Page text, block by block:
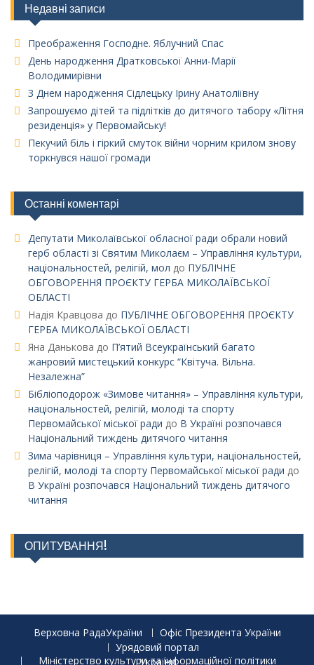
Недавні записи
Преображення Господне. Яблучний Спас
День народження Дратковської Анни-Марії
Володимирівни
З Днем народження Сідлецьку Ірину Анатоліївну
Запрошуємо дітей та підлітків до дитячого табору «Літня
резиденція» у Первомайську!
Пекучий біль і гіркий смуток війни чорним крилом знову
торкнувся нашої громади
Останні коментарі
Депутати Миколаївської обласної ради обрали новий
герб області зі Святим Миколаєм – Управління культури,
національностей, релігій, мол до ПУБЛІЧНЕ
ОБГОВОРЕННЯ ПРОЄКТУ ГЕРБА МИКОЛАЇВСЬКОЇ
ОБЛАСТІ
Надія Кравцова до ПУБЛІЧНЕ ОБГОВОРЕННЯ ПРОЄКТУ
ГЕРБА МИКОЛАЇВСЬКОЇ ОБЛАСТІ
Яна Данькова до П’ятий Всеукраїнський багато
жанровий мистецький конкурс “Квітуча. Вільна.
Незалежна”
Бібліоподорож «Зимове читання» – Управління культури,
національностей, релігій, молоді та спорту
Первомайської міської ради до В Україні розпочався
Національний тиждень дитячого читання
Зима чарівниця – Управління культури, національностей,
релігій, молоді та спорту Первомайської міської ради до
В Україні розпочався Національний тиждень дитячого
читання
ОПИТУВАННЯ!
Верховна РадаУкраїни
Офіс Президента України
Урядовий портал
Міністерство культури та інформаційної політики України